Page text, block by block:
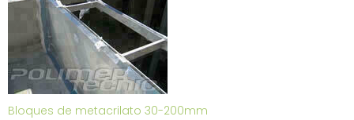
Bloques de metacrilato 30-200mm